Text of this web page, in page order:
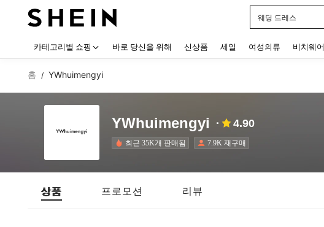
블랙 드레스
카테고리별 쇼핑 바로 당신을 위해 신상품 세일 여성의류 비치웨어
홈 / YWhuimengyi
YWhuimengyi 4.90
최근 35K개 판매됨 7.9K 재구매
상품 프로모션 리뷰